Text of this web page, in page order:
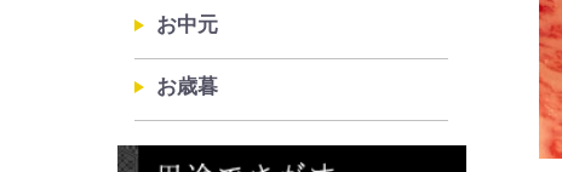
お中元
お歳暮